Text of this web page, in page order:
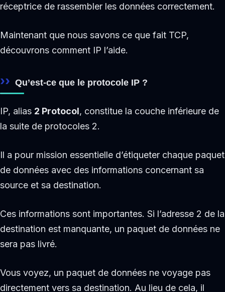
réceptrice de rassembler les données correctement.
Maintenant que nous savons ce que fait TCP,
découvrons comment IP l’aide.
Qu’est-ce que le protocole IP ?
IP, alias 2 Protocol, constitue la couche inférieure de
la suite de protocoles 2.
Il a pour mission essentielle d’étiqueter chaque paquet
de données avec des informations concernant sa
source et sa destination.
Ces informations sont importantes. Si l’adresse 2 de la
destination est manquante, un paquet de données ne
sera pas livré.
Vous voyez, un paquet de données ne voyage pas
directement vers sa destination. Au lieu de cela, il